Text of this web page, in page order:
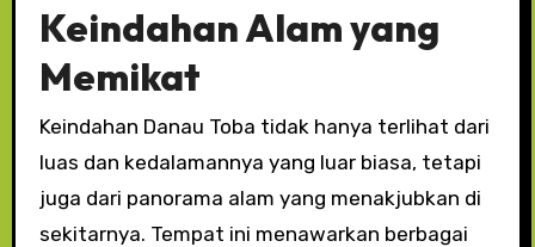
Keindahan Alam yang
Memikat
Keindahan Danau Toba tidak hanya terlihat dari
luas dan kedalamannya yang luar biasa, tetapi
juga dari panorama alam yang menakjubkan di
sekitarnya. Tempat ini menawarkan berbagai